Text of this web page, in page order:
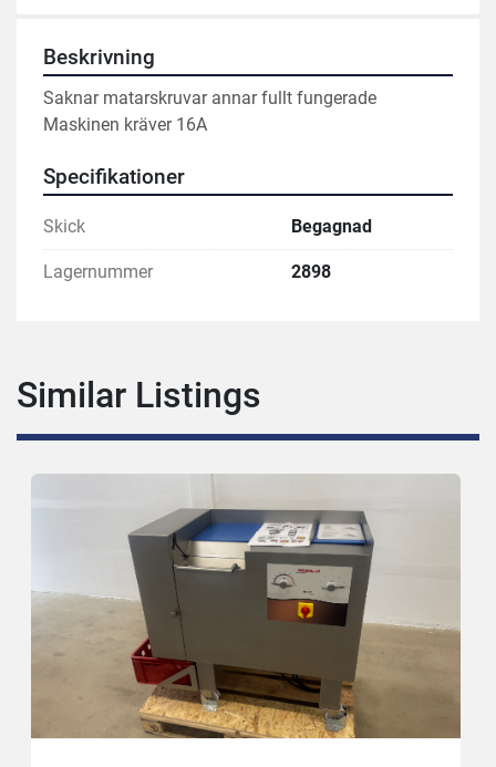
Beskrivning
Saknar matarskruvar annar fullt fungerade
Maskinen kräver 16A
Specifikationer
Skick Begagnad
Lagernummer 2898
Similar Listings